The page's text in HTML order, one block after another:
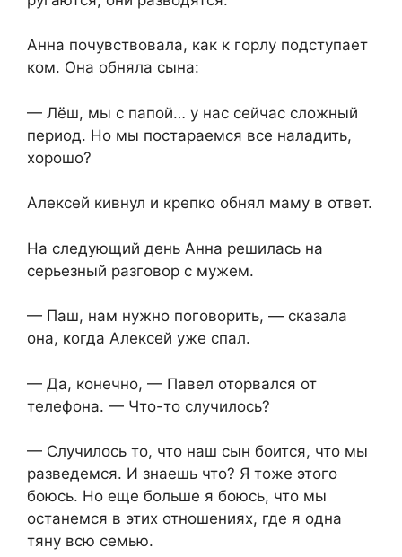
Анна почувствовала, как к горлу подступает
ком. Она обняла сына:
— Лёш, мы с папой… у нас сейчас сложный
период. Но мы постараемся все наладить,
хорошо?
Алексей кивнул и крепко обнял маму в ответ.
На следующий день Анна решилась на
серьезный разговор с мужем.
— Паш, нам нужно поговорить, — сказала
она, когда Алексей уже спал.
— Да, конечно, — Павел оторвался от
телефона. — Что-то случилось?
— Случилось то, что наш сын боится, что мы
разведемся. И знаешь что? Я тоже этого
боюсь. Но еще больше я боюсь, что мы
останемся в этих отношениях, где я одна
тяну всю семью.